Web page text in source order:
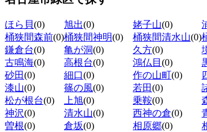
ほら貝(0) 旭出(0) 姥子山(0)
桶狭間森前(0)桶狭間神明(0) 桶狭間清水山(0)
鎌倉台(0) 亀が洞(0) 久方(0)
古鳴海(0) 高根台(0) 鴻仏目 (0)
砂田(0) 細口(0) 作の山町(0)
漆山(0) 篠の風(0) 若田(0)
松が根台(0) 上旭(0) 乗鞍(0)
神沢(0) 清水山(0) 西神の倉(0)
曽根(0) 倉坂(0) 相原郷(0)